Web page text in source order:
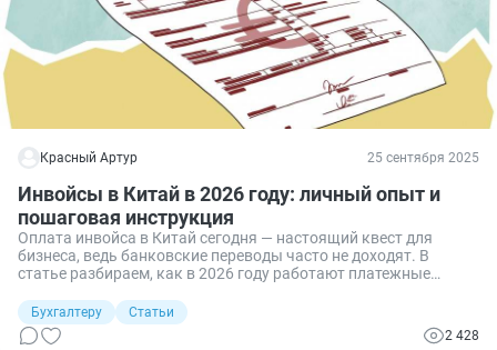
Красный Артур 25 сентября 2025
Инвойсы в Китай в 2026 году: личный опыт и
пошаговая инструкция
Оплата инвойса в Китай сегодня — настоящий квест для
бизнеса, ведь банковские переводы часто не доходят. В
статье разбираем, как в 2026 году работают платежные
легально перевести деньги поставщику, получив все
необходимые документы для бухгалтерии.
Бухгалтеру
Статьи
2 428